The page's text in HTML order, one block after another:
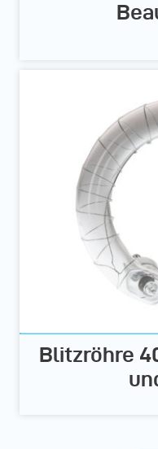
Blitzröhre